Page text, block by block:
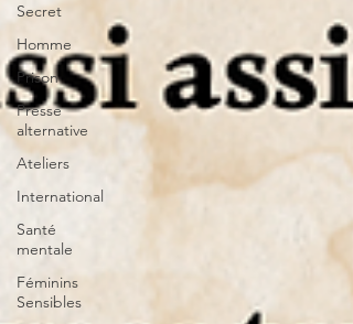
Secret
Homme
Prison
Presse
alternative
Ateliers
International
Santé
mentale
Féminins
Sensibles